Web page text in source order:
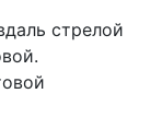
стрелой